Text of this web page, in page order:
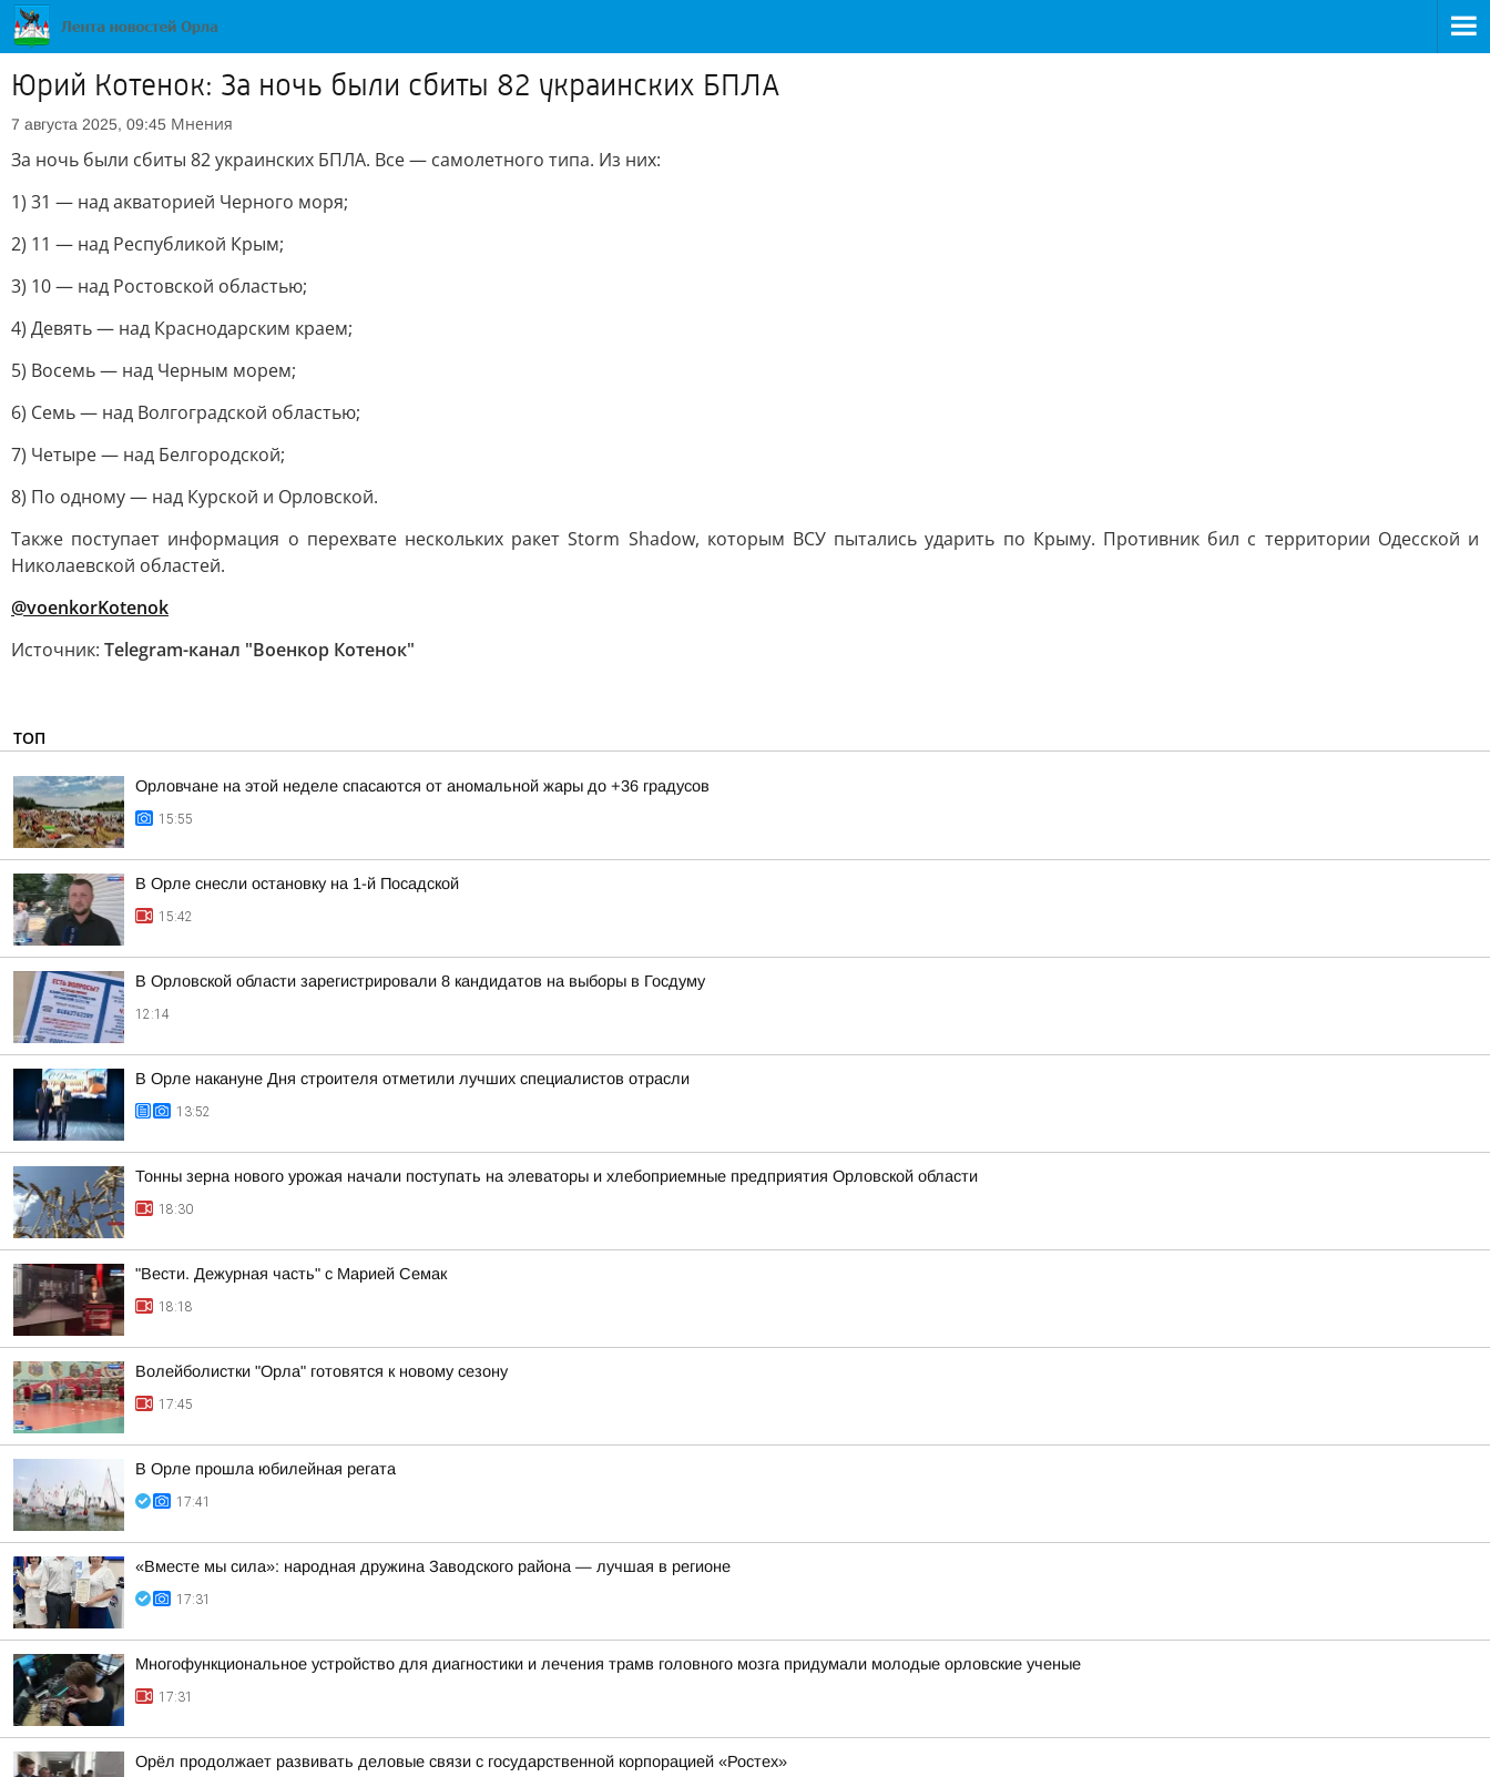
Юрий Котенок: За ночь были сбиты 82 украинских БПЛА
7 августа 2025, 09:45 Мнения
За ночь были сбиты 82 украинских БПЛА. Все — самолетного типа. Из них:
1) 31 — над акваторией Черного моря;
2) 11 — над Республикой Крым;
3) 10 — над Ростовской областью;
4) Девять — над Краснодарским краем;
5) Восемь — над Черным морем;
6) Семь — над Волгоградской областью;
7) Четыре — над Белгородской;
8) По одному — над Курской и Орловской.
Также поступает информация о перехвате нескольких ракет Storm Shadow, которым ВСУ пытались ударить по Крыму. Противник бил с территории Одесской и
Николаевской областей.
@voenkorKotenok
Источник: Telegram-канал "Военкор Котенок"
ТОП
Орловчане на этой неделе спасаются от аномальной жары до +36 градусов
15:55
В Орле снесли остановку на 1-й Посадской
15:42
В Орловской области зарегистрировали 8 кандидатов на выборы в Госдуму
12:14
В Орле накануне Дня строителя отметили лучших специалистов отрасли
13:52
Тонны зерна нового урожая начали поступать на элеваторы и хлебоприемные предприятия Орловской области
18:30
"Вести. Дежурная часть" с Марией Семак
18:18
Волейболистки "Орла" готовятся к новому сезону
17:45
В Орле прошла юбилейная регата
17:41
«Вместе мы сила»: народная дружина Заводского района — лучшая в регионе
17:31
Многофункциональное устройство для диагностики и лечения трамв головного мозга придумали молодые орловские ученые
17:31
Орёл продолжает развивать деловые связи с государственной корпорацией «Ростех»